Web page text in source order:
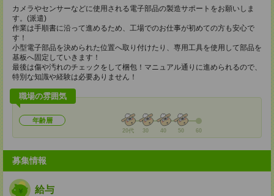
カメラやセンサーなどに使用される電子部品の製造サポートをお願いしま
す。(派遣)
作業は手順書に沿って進めるため、工場でのお仕事が初めての方も安心で
す！
小型電子部品を決められた位置へ取り付けたり、専用工具を使用して部品を
基板へ固定していきます！
最後は傷や汚れのチェックをして梱包！マニュアル通りに進められるので、
特別な知識や経験は必要ありません！
職場の雰囲気
年齢層
20代 30 40 50 60
募集情報
給与